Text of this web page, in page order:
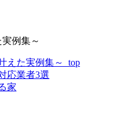
例集～
えた実例集～_top
応業者3選
家